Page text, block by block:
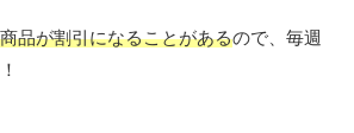
品が割引になることがあるので、毎週